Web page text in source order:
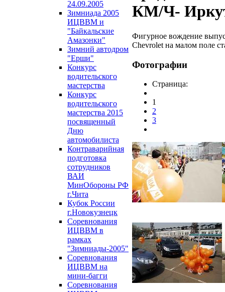
24.09.2005
Зимниада 2005
ИЦВВМ и
"Байкальские
Амазонки"
Зимний автодром
"Ерши"
Конкурс
водительского
мастерства
Конкурс
водительского
мастерства 2015
посвященный
Дню
автомобилиста
Контраварийная
подготовка
сотрудников
ВАИ
МинОбороны РФ
г.Чита
Кубок России
г.Новокузнецк
Соревнования
ИЦВВМ в
рамках
"Зимниады-2005"
Соревнования
ИЦВВМ на
мини-багги
Соревнования
КМ/Ч-
Фигурное вождение
Chevrolet на малом поле
Фотографии
Страница:
1
2
3